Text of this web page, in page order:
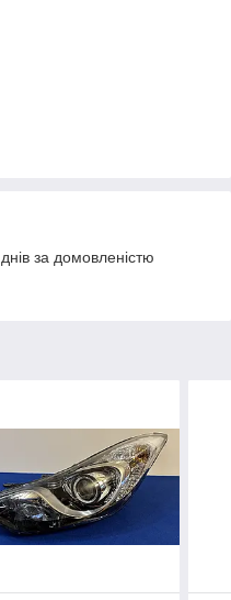
за домовленістю